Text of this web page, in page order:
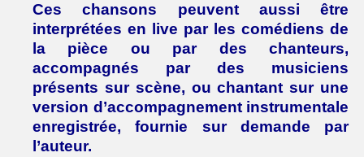
Ces chansons peuvent aussi être
interprétées en live par les comédiens de
la pièce ou par des chanteurs,
accompagnés par des musiciens
présents sur scène, ou chantant sur une
version d’accompagnement instrumentale
enregistrée, fournie sur demande par
l’auteur.